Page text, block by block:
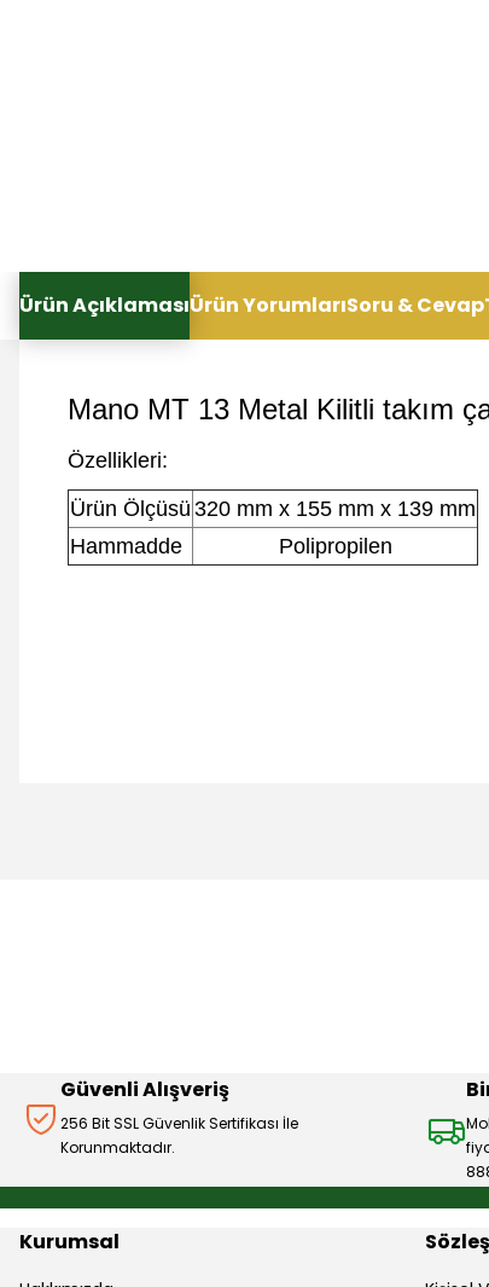
Ürün AçıklamasıÜrün YorumlarıSoru & Cevap
Mano MT 13 Metal Kilitli takım
Özellikleri:
Ürün Ölçüsü 320 mm x 155 mm x 139 mm
Hammadde
Polipropilen
Güvenli Alışveriş
256 Bit SSL Güvenlik Sertifikası İle
Korunmaktadır.
Kurumsal